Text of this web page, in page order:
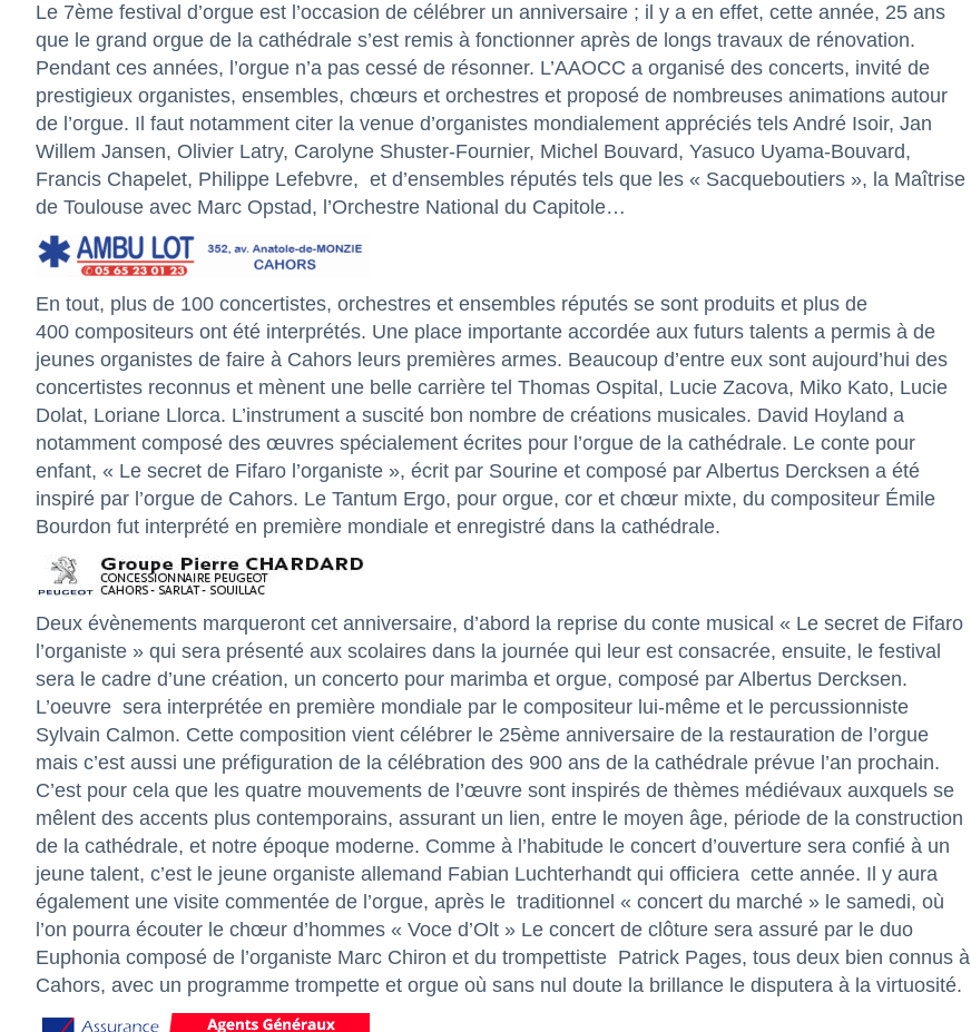
Le 7ème festival d’orgue est l’occasion de célébrer un anniversaire ; il y a en effet, cette année, 25 ans
que le grand orgue de la cathédrale s’est remis à fonctionner après de longs travaux de rénovation.
Pendant ces années, l’orgue n’a pas cessé de résonner. L’AAOCC a organisé des concerts, invité de
prestigieux organistes, ensembles, chœurs et orchestres et proposé de nombreuses animations autour
de l’orgue. Il faut notamment citer la venue d’organistes mondialement appréciés tels André Isoir, Jan
Willem Jansen, Olivier Latry, Carolyne Shuster-Fournier, Michel Bouvard, Yasuco Uyama-Bouvard,
Francis Chapelet, Philippe Lefebvre, et d’ensembles réputés tels que les « Sacqueboutiers », la Maîtrise
de Toulouse avec Marc Opstad, l’Orchestre National du Capitole…
En tout, plus de 100 concertistes, orchestres et ensembles réputés se sont produits et plus de
400 compositeurs ont été interprétés. Une place importante accordée aux futurs talents a permis à de
jeunes organistes de faire à Cahors leurs premières armes. Beaucoup d’entre eux sont aujourd’hui des
concertistes reconnus et mènent une belle carrière tel Thomas Ospital, Lucie Zacova, Miko Kato, Lucie
Dolat, Loriane Llorca. L’instrument a suscité bon nombre de créations musicales. David Hoyland a
notamment composé des œuvres spécialement écrites pour l’orgue de la cathédrale. Le conte pour
enfant, « Le secret de Fifaro l’organiste », écrit par Sourine et composé par Albertus Dercksen a été
inspiré par l’orgue de Cahors. Le Tantum Ergo, pour orgue, cor et chœur mixte, du compositeur Émile
Bourdon fut interprété en première mondiale et enregistré dans la cathédrale.
Deux évènements marqueront cet anniversaire, d’abord la reprise du conte musical « Le secret de Fifaro
l’organiste » qui sera présenté aux scolaires dans la journée qui leur est consacrée, ensuite, le festival
sera le cadre d’une création, un concerto pour marimba et orgue, composé par Albertus Dercksen.
L’oeuvre sera interprétée en première mondiale par le compositeur lui-même et le percussionniste
Sylvain Calmon. Cette composition vient célébrer le 25ème anniversaire de la restauration de l’orgue
mais c’est aussi une préfiguration de la célébration des 900 ans de la cathédrale prévue l’an prochain.
C’est pour cela que les quatre mouvements de l’œuvre sont inspirés de thèmes médiévaux auxquels se
mêlent des accents plus contemporains, assurant un lien, entre le moyen âge, période de la construction
de la cathédrale, et notre époque moderne. Comme à l’habitude le concert d’ouverture sera confié à un
jeune talent, c’est le jeune organiste allemand Fabian Luchterhandt qui officiera cette année. Il y aura
également une visite commentée de l’orgue, après le traditionnel « concert du marché » le samedi, où
l’on pourra écouter le chœur d’hommes « Voce d’Olt » Le concert de clôture sera assuré par le duo
Euphonia composé de l’organiste Marc Chiron et du trompettiste Patrick Pages, tous deux bien connus à
Cahors, avec un programme trompette et orgue où sans nul doute la brillance le disputera à la virtuosité.